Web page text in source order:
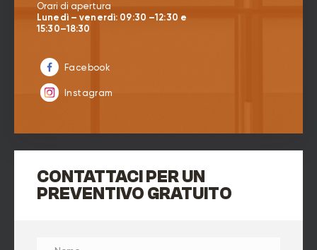
Orari di apertura
Lunedì – venerdì: 09:30 –12:30 e
15:30–18:30
Facebook
Instagram
CONTATTACI PER UN
PREVENTIVO GRATUITO